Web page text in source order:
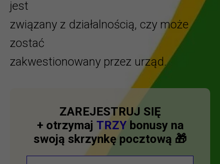
jest
związany z działalnością, czy może
zostać
zakwestionowany przez urząd.
ZAREJESTRUJ SIĘ
+ otrzymaj TRZYbonusy na
swoją skrzynkę pocztową 🎁